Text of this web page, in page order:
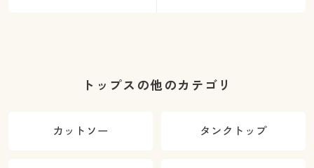
トップスの他のカテゴリ
カットソー タンクトップ